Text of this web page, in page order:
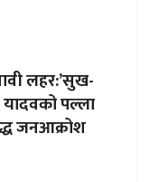
लहर:’सुख-
यादवको पल्ला
जनआक्रोश